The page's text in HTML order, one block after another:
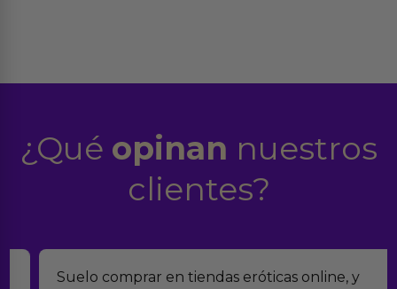
¿Qué opinan nuestros
clientes?
Suelo comprar en tiendas eróticas online, y